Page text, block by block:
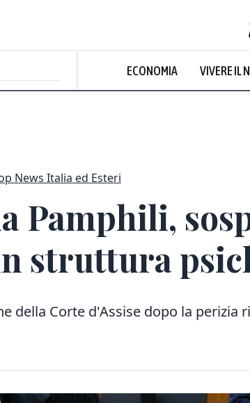
ECONOMIA VIVERE IL
News Italia ed Esteri
Pamphili,
struttura
della Corte d'Assise dopo la perizia